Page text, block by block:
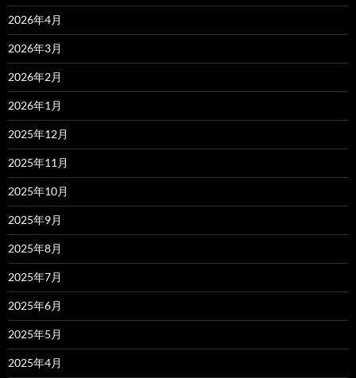
2026年4月
2026年3月
2026年2月
2026年1月
2025年12月
2025年11月
2025年10月
2025年9月
2025年8月
2025年7月
2025年6月
2025年5月
2025年4月